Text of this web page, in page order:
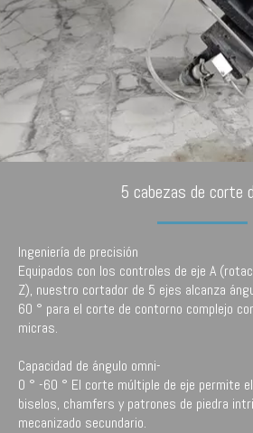
5 cabezas de corte
Ingeniería de precisión
Equipados con los controles de eje A
Z), nuestro cortador de 5 ejes alcanza
60 ° para el corte de contorno complejo
micras.
Capacidad de ángulo omni-
0 ° -60 ° El corte múltiple de eje permite
biselos, chamfers y patrones de piedra
mecanizado secundario.